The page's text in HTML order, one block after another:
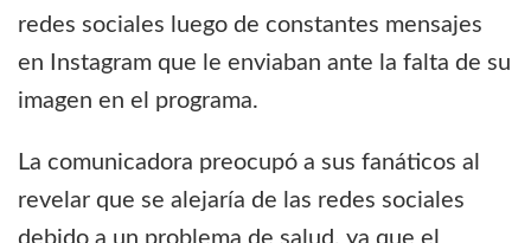
redes sociales luego de constantes mensajes
en Instagram que le enviaban ante la falta de su
imagen en el programa.
La comunicadora preocupó a sus fanáticos al
revelar que se alejaría de las redes sociales
debido a un problema de salud, ya que el